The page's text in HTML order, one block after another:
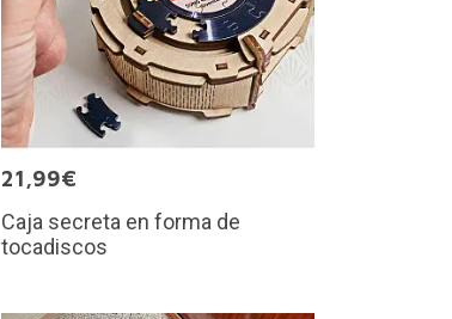
21,99€
Caja secreta en forma de
tocadiscos